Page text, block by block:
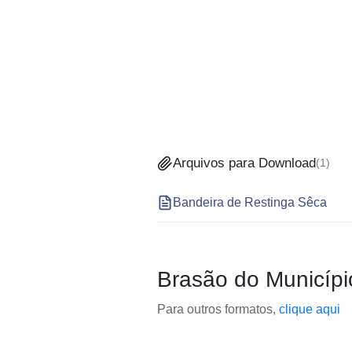
Arquivos para Download(1)
Bandeira de Restinga Sêca
Brasão do
Para outros formatos, clique aqui